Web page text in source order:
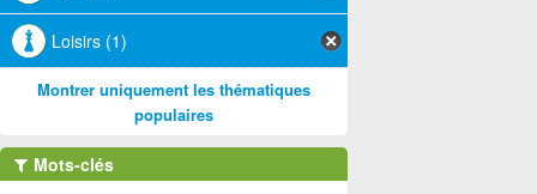
Loisirs (1)
Montrer uniquement les thématiques
populaires
Mots-clés